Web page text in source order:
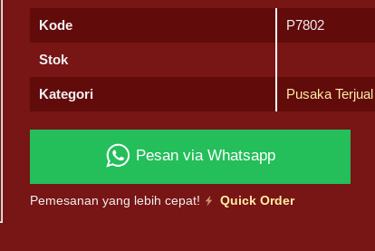
Kode P7802
Stok
Kategori Pusaka Terjual
Pesan via Whatsapp
Pemesanan yang lebih cepat! Quick Order